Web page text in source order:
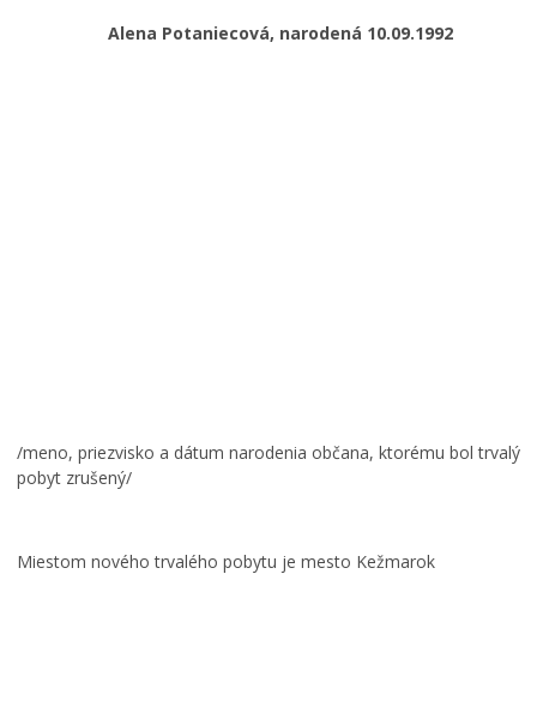
Alena Potaniecová, narodená 10.09.1992
/meno, priezvisko a dátum narodenia občana, ktorému bol trvalý
pobyt zrušený/
Miestom nového trvalého pobytu je mesto Kežmarok